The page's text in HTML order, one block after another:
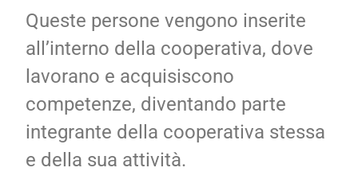
Queste persone vengono inserite
all’interno della cooperativa, dove
lavorano e acquisiscono
competenze, diventando parte
integrante della cooperativa stessa
e della sua attività.